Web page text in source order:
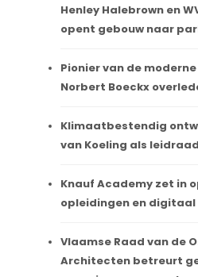
Henley Halebrown en
opent gebouw naar
Pionier van de
Norbert Boeckx
Klimaatbestendig
van Koeling als leidraad
Knauf Academy zet in
opleidingen en
Vlaamse Raad van de
Architecten betreurt